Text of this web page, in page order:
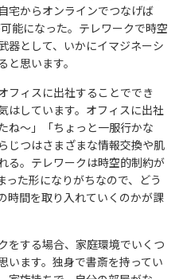
宅からオンラインでつなげば
能になった。テレワークで時空
器として、いかにイマジネーシ
思います。
フィスに出社することででき
はしています。オフィスに出社
ね～」「ちょっと一服行かな
じつはさまざまな情報交換や肌
る。テレワークは時空的制約が
た形になりがちなので、どう
時間を取り入れていくのかが課
をする場合、家庭環境でいくつ
います。独身で書斎を持ってい